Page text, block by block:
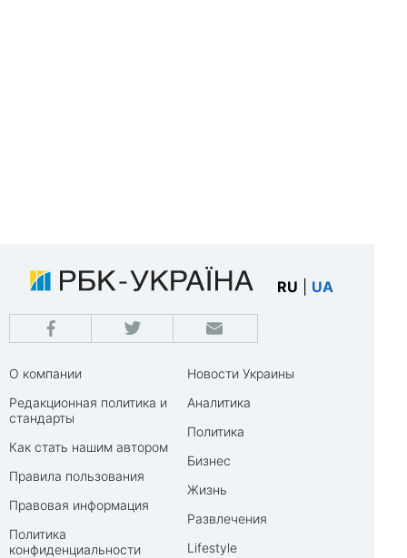
RU UA
О компании
Редакционная политика и
стандарты
Как стать нашим автором
Правила пользования
Правовая информация
Политика
конфиденциальности
Новости Украины
Аналитика
Политика
Бизнес
Жизнь
Развлечения
Lifestyle